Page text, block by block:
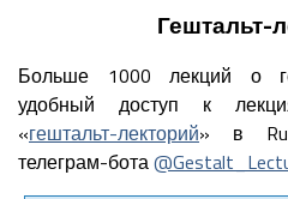
Гештальт-
Больше 1000 лекций о
удобный доступ к
«гештальт-лекторий» в
телеграм-бота